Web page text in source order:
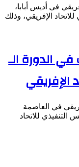
في أديس أبابا،
التنفيذي للاتحاد الإفريقي، وذلك
الدورة الـ
في العاصمة
أعمال الدورة الـ 48 للمجلس التنفيذي للاتحاد